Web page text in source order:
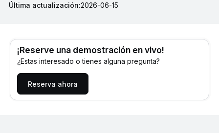
Última actualización:2026-06-15
¡Reserve una demostración en vivo!
¿Estas interesado o tienes alguna pregunta?
Reserva ahora